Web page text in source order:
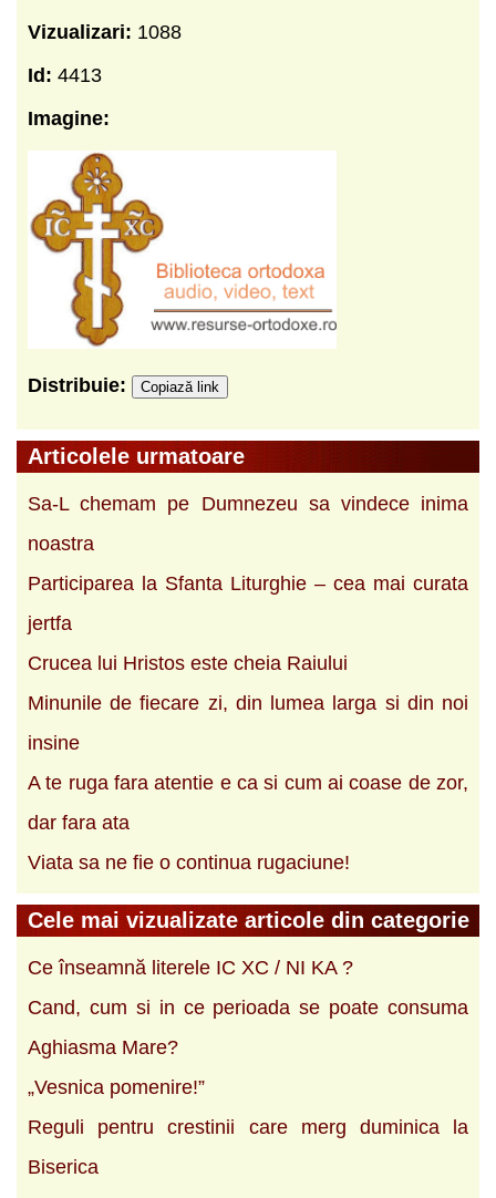
Vizualizari: 1088
Id: 4413
Imagine:
Distribuie: Copiază link
Articolele urmatoare
Sa-L chemam pe Dumnezeu sa vindece inima
noastra
Participarea la Sfanta Liturghie – cea mai curata
jertfa
Crucea lui Hristos este cheia Raiului
Minunile de fiecare zi, din lumea larga si din noi
insine
A te ruga fara atentie e ca si cum ai coase de zor,
dar fara ata
Viata sa ne fie o continua rugaciune!
Cele mai vizualizate articole din categorie
Ce înseamnă literele IC XC / NI KA ?
Cand, cum si in ce perioada se poate consuma
Aghiasma Mare?
„Vesnica pomenire!”
Reguli pentru crestinii care merg duminica la
Biserica